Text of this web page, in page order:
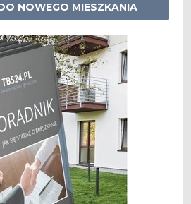
NOWEGO MIESZKANIA